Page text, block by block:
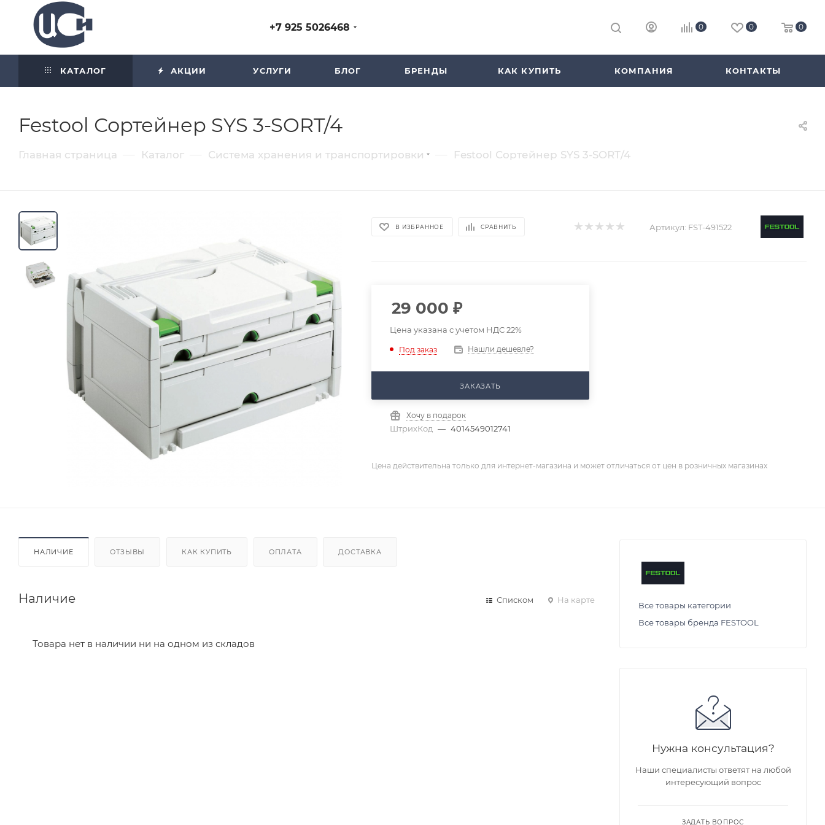
+7 925 5026468 0 0 0
КАТАЛОГ АКЦИИ УСЛУГИ БЛОГ БРЕНДЫ КАК КУПИТЬ КОМПАНИЯ КОНТАКТЫ
Festool Сортейнер SYS 3-SORT/4
Главная страница Каталог Система хранения и транспортировки Festool Сортейнер SYS 3-SORT/4
В ИЗБРАННОЕ СРАВНИТЬ Артикул: FST-491522
29 000 ₽
Цена указана с учетом НДС 22%
Под заказ Нашли дешевле?
ЗАКАЗАТЬ
Хочу в подарок
ШтрихКод — 4014549012741
Цена действительна только для интернет-магазина и может отличаться от цен в розничных магазинах
НАЛИЧИЕ ОТЗЫВЫ КАК КУПИТЬ ОПЛАТА ДОСТАВКА
Наличие Списком На карте
Товара нет в наличии ни на одном из складов
Все товары категории
Все товары бренда FESTOOL
Нужна консультация?
Наши специалисты ответят на любой
интересующий вопрос
ЗАДАТЬ ВОПРОС